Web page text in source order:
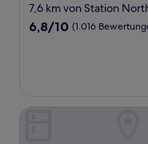
Sterne-
Unterkunft
7,6 km von Station
6.8
6,8/10 (1.016